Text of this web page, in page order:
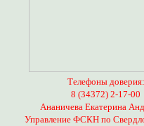
Телефоны доверия:
8 (34372) 2-17-00
Ананичева Екатерина
Управление ФСКН по